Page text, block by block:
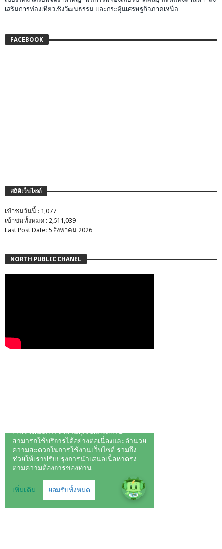
เสริมการท่องเที่ยวเชิงวัฒนธรรม และกระตุ้นเศรษฐกิจภาคเหนือ
FACEBOOK
สถิติเว็บไซต์
เข้าชมวันนี้ : 1,077
เข้าชมทั้งหมด : 2,511,039
Last Post Date: 5 สิงหาคม 2026
NORTH PUBLIC CHANEL